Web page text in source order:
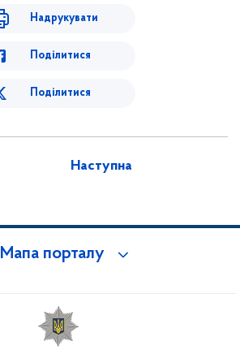
Надрукувати
Поділитися
Поділитися
Наступна
Мапа порталу